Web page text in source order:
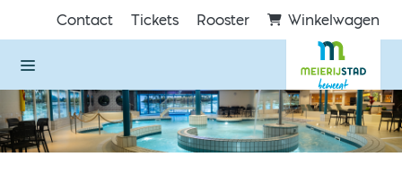
Direct naar de inhoud van de pagina
Contact Tickets Rooster Winkelwagen